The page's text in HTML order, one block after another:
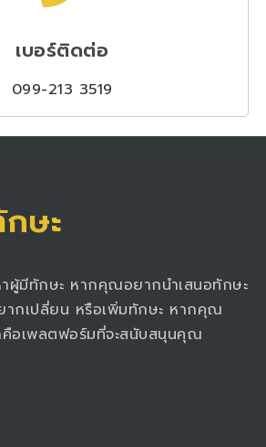
เบอร์ติดต่อ
099-213 3519
ษะ
มีทักษะ หากคุณอยากนำเสนอทักษะ
เปลี่ยน หรือเพิ่มทักษะ หากคุณ
คือเพลตฟอร์มที่จะสนับสนุนคุณ